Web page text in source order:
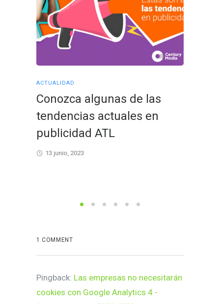
ACTUALIDAD
Conozca algunas de las
tendencias actuales en
publicidad ATL
13 junio, 2023
1 COMMENT
Pingback: Las empresas no necesitarán
cookies con Google Analytics 4 -